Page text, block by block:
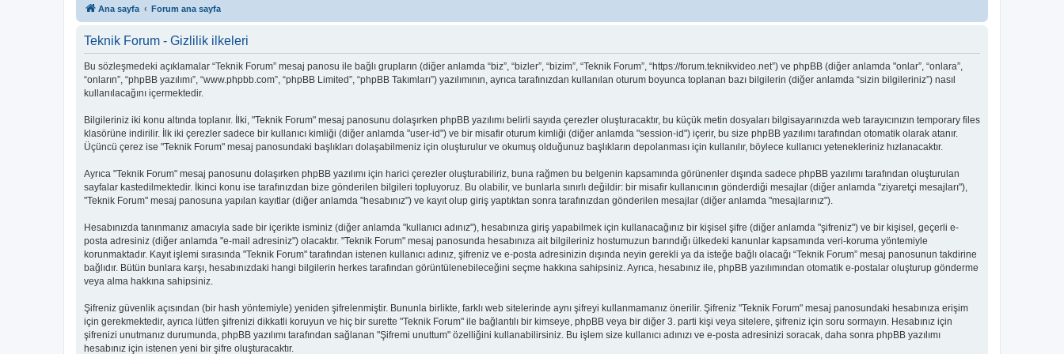
Ana sayfa Forum ana sayfa
Teknik Forum - Gizlilik ilkeleri
Bu sözleşmedeki açıklamalar “Teknik Forum” mesaj panosu ile bağlı grupların (diğer anlamda “biz”, “bizler”, “bizim”, “Teknik Forum”, “https://forum.teknikvideo.net”) ve phpBB (diğer anlamda "onlar”, “onlara”,
“onların”, “phpBB yazılımı”, “www.phpbb.com”, “phpBB Limited”, “phpBB Takımları”) yazılımının, ayrıca tarafınızdan kullanılan oturum boyunca toplanan bazı bilgilerin (diğer anlamda “sizin bilgileriniz”) nasıl
kullanılacağını içermektedir.
Bilgileriniz iki konu altında toplanır. İlki, "Teknik Forum" mesaj panosunu dolaşırken phpBB yazılımı belirli sayıda çerezler oluşturacaktır, bu küçük metin dosyaları bilgisayarınızda web tarayıcınızın temporary files
klasörüne indirilir. İlk iki çerezler sadece bir kullanıcı kimliği (diğer anlamda "user-id") ve bir misafir oturum kimliği (diğer anlamda "session-id") içerir, bu size phpBB yazılımı tarafından otomatik olarak atanır.
Üçüncü çerez ise "Teknik Forum" mesaj panosundaki başlıkları dolaşabilmeniz için oluşturulur ve okumuş olduğunuz başlıkların depolanması için kullanılır, böylece kullanıcı yetenekleriniz hızlanacaktır.
Ayrıca "Teknik Forum" mesaj panosunu dolaşırken phpBB yazılımı için harici çerezler oluşturabiliriz, buna rağmen bu belgenin kapsamında görünenler dışında sadece phpBB yazılımı tarafından oluşturulan
sayfalar kastedilmektedir. İkinci konu ise tarafınızdan bize gönderilen bilgileri topluyoruz. Bu olabilir, ve bunlarla sınırlı değildir: bir misafir kullanıcının gönderdiği mesajlar (diğer anlamda "ziyaretçi mesajları"),
"Teknik Forum" mesaj panosuna yapılan kayıtlar (diğer anlamda "hesabınız") ve kayıt olup giriş yaptıktan sonra tarafınızdan gönderilen mesajlar (diğer anlamda "mesajlarınız").
Hesabınızda tanınmanız amacıyla sade bir içerikte isminiz (diğer anlamda "kullanıcı adınız"), hesabınıza giriş yapabilmek için kullanacağınız bir kişisel şifre (diğer anlamda "şifreniz") ve bir kişisel, geçerli e-
posta adresiniz (diğer anlamda "e-mail adresiniz") olacaktır. "Teknik Forum" mesaj panosunda hesabınıza ait bilgileriniz hostumuzun barındığı ülkedeki kanunlar kapsamında veri-koruma yöntemiyle
korunmaktadır. Kayıt işlemi sırasında "Teknik Forum" tarafından istenen kullanıcı adınız, şifreniz ve e-posta adresinizin dışında neyin gerekli ya da isteğe bağlı olacağı “Teknik Forum” mesaj panosunun takdirine
bağlıdır. Bütün bunlara karşı, hesabınızdaki hangi bilgilerin herkes tarafından görüntülenebileceğini seçme hakkına sahipsiniz. Ayrıca, hesabınız ile, phpBB yazılımından otomatik e-postalar oluşturup gönderme
veya alma hakkına sahipsiniz.
Şifreniz güvenlik açısından (bir hash yöntemiyle) yeniden şifrelenmiştir. Bununla birlikte, farklı web sitelerinde aynı şifreyi kullanmamanız önerilir. Şifreniz "Teknik Forum" mesaj panosundaki hesabınıza erişim
için gerekmektedir, ayrıca lütfen şifrenizi dikkatli koruyun ve hiç bir surette "Teknik Forum" ile bağlantılı bir kimseye, phpBB veya bir diğer 3. parti kişi veya sitelere, şifreniz için soru sormayın. Hesabınız için
şifrenizi unutmanız durumunda, phpBB yazılımı tarafından sağlanan "Şifremi unuttum" özelliğini kullanabilirsiniz. Bu işlem size kullanıcı adınızı ve e-posta adresinizi soracak, daha sonra phpBB yazılımı
hesabınız için istenen yeni bir şifre oluşturacaktır.